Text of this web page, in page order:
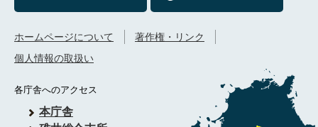
各庁舎へのアクセス
本庁舎
ホームページについて
著作権・リンク
個人情報の取扱い